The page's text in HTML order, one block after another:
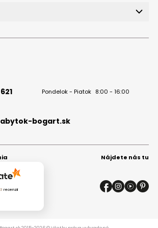
Pondelok - Piatok 8:00 - 16:00
bogart.sk
recenzií
Nájdete nás tu